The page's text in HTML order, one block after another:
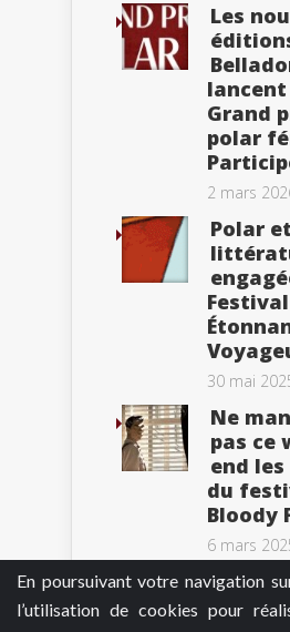
En poursuivant votre navigation
l’utilisation de cookies pour
Les
Grand
polar
2 mars
Polar et
Festival
30 mai
Ne
pas ce
end les
du
Bloody
6 mars